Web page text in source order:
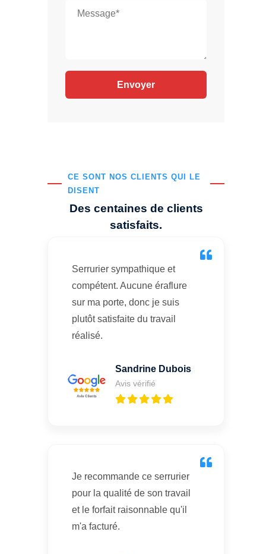
CE SONT NOS CLIENTS QUI LE
DISENT
Des centaines de clients
satisfaits.
Serrurier sympathique et
compétent. Aucune éraflure
sur ma porte, donc je suis
plutôt satisfaite du travail
réalisé.
Sandrine Dubois
Avis vérifié
Je recommande ce serrurier
pour la qualité de son travail
et le forfait raisonnable qu'il
m'a facturé.